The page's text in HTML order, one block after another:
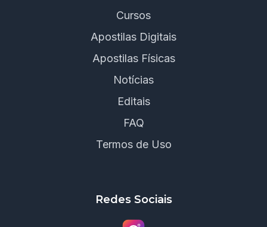
Cursos
Apostilas Digitais
Apostilas Físicas
Notícias
Editais
FAQ
Termos de Uso
Redes Sociais